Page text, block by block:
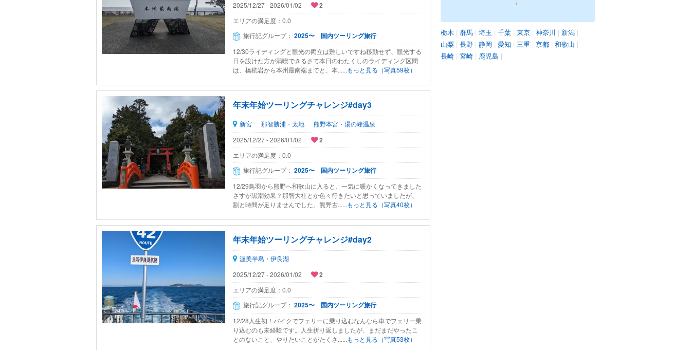
2025/12/27 - 2026/01/02
2
エリアの満足度： 0.0
旅行記グループ： 2025〜 国内ツーリング旅行
12/30ライディングと観光の両立は難しいですね移動せず、観光する
日を設けた方が満喫できるさて本日のわたくしのライディング区間
は、橋杭岩から本州最南端までと、本......もっと見る（写真59枚）
年末年始ツーリングチャレンジ#day3
新宮 那智勝浦・太地
熊野本宮・湯の峰温泉
2025/12/27 - 2026/01/02
2
エリアの満足度： 0.0
旅行記グループ： 2025〜 国内ツーリング旅行
12/29鳥羽から熊野へ和歌山に入ると、一気に暖かくなってきました
さすが黒潮効果？那智大社とか色々行きたいと思っていましたが、
割と時間が足りませんでした。熊野古......もっと見る（写真40枚）
年末年始ツーリングチャレンジ#day2
渥美半島・伊良湖
2025/12/27 - 2026/01/02
2
エリアの満足度： 0.0
旅行記グループ： 2025〜 国内ツーリング旅行
12/28人生初！バイクでフェリーに乗り込むなんなら車でフェリー乗
り込むのも未経験です。人生折り返しましたが、まだまだやったこ
とのないこと、やりたいことがたくさ......もっと見る（写真53枚）
栃木 | 群馬 | 埼玉 | 千葉 | 東京 | 神奈川 | 新潟 |
山梨 | 長野 | 静岡 | 愛知 | 三重 | 京都 | 和歌山 |
長崎 | 宮崎 | 鹿児島 |